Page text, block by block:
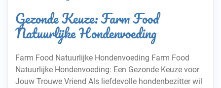
Gezonde Keuze: Farm Food
Natuurlijke Hondenvoeding
Farm Food Natuurlijke Hondenvoeding Farm Food
Natuurlijke Hondenvoeding: Een Gezonde Keuze voor
Jouw Trouwe Vriend Als liefdevolle hondenbezitter wil